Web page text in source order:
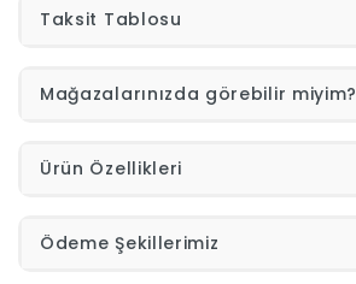
5500
Üye
Girişi
Taksit Tablosu
Mağazalarınızda görebilir miyim?
Ürün Özellikleri
Ödeme Şekillerimiz